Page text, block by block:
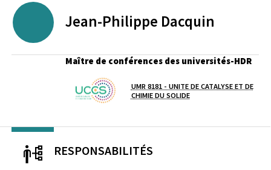
Jean-Philippe Dacquin
Maître de conférences des universités-HDR
Laboratoire / équipe
UMR 8181 - UNITE DE CATALYSE ET DE
CHIMIE DU SOLIDE
RESPONSABILITÉS